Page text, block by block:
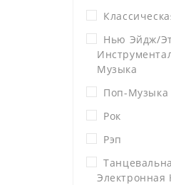
Нью Эйдж/
Музыка
Поп-Музыка
Рок
Рэп
Электронная